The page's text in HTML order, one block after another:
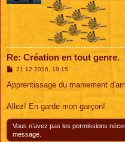
Re: Création en tout genre.
M
s
s
g
21 12 2016, 19:15
Apprentissage du maniement
Allez! En garde mon garçon!
Vous n’avez pas les permissions
message.